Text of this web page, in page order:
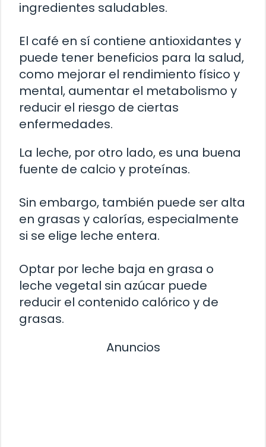
ingredientes saludables.
El café en sí contiene antioxidantes y
puede tener beneficios para la salud,
como mejorar el rendimiento físico y
mental, aumentar el metabolismo y
reducir el riesgo de ciertas
enfermedades.
La leche, por otro lado, es una buena
fuente de calcio y proteínas.
Sin embargo, también puede ser alta
en grasas y calorías, especialmente
si se elige leche entera.
Optar por leche baja en grasa o
leche vegetal sin azúcar puede
reducir el contenido calórico y de
grasas.
Anuncios